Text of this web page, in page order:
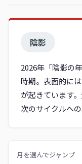
陰影
2026年「陰影の
時期。表面的に
が起きています
次のサイクルへ
月を選んでジャンプ